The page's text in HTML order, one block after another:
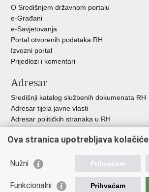
O Središnjem državnom portalu
e-Građani
e-Savjetovanja
Portal otvorenih podataka RH
Izvozni portal
Prijedlozi i komentari
Adresar
Središnji katalog službenih dokumenata RH
Adresar tijela javne vlasti
Adresar političkih stranaka u RH
Besplatni telefoni javne uprave
Važne poveznice
Vlada Republike Hrvatske
Ova stranica upotrebljava kolačiće
Nužni Prihvaćam
Funkcionalni Prihvaćam